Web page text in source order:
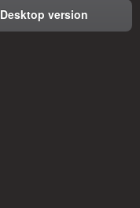
Desktop version